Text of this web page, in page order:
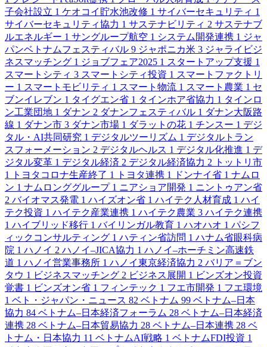
子会社設立 1 ケオコイ貯水池改修 1 サイバーセキュリティ 1
サイバーセキュリティ協力 1 サステナビリティ 2 サステナブ
ルエネルギー 1 サングループ航空 1 システム開発連携 1 ジャ
パンベトナムフェスティバル 9 ジャポニカ米 3 ジャライビジ
ネスマッチング 1 ジョブフェア2025 1 スタートアップ支援 1
スマートシティ 3 スマートシティ投資 1 スマートファクトリ
ー 1 スマートモビリティ 1 スマート物流 1 スマート農業 1 セ
ブンイレブン 1 タイグエン省 1 タインホア省協力 1 タインロ
ン工業団地 1 ダナン 2 ダナンフェスティバル 1 ダナン大阪路
線 1 ダナン市 3 ダナン市場 1 ダラットの花 1 チンスー 1 デジ
タル・AI共同研究 1 デジタルツーリズム 1 デジタルトラン
スフォーメーション 2 デジタルヘルス 1 デジタル化推進 1 デ
ジタル変革 1 デジタル経済 2 デジタル経済協力 2
トットリ市
1
トヨタコロナ生産終了 1 トヨタ連携 1 ドンナイ省 1 ナムロ
ン 1 ナムロンググループ 1 ニアショア開発 1 ニントゥアン省
2 バイオマス発電 1 ハイズオン省 1 ハイテク人材育成 1 ハイ
テク投資 1 ハイテク産業連携 1 ハイテク農業 3 ハイテク連携
1 ハイブリッド移行 1 バイリンガル教育 1 ハオハオ 1 パシフ
ィックコンサルティング 1 ハティン省訪問 1 ハナム省眼科病
院 1 ハノイ 2 ハノイ–JICA協力 1 ハノイ–ホーチミン高速鉄
道 1 ハノイ営業事務所 1 ハノイ東京経済協力 2 バリア＝ブン
タウ 1 ビジネスマッチング 2 ビジネス展開 1 ビンズオン投資
覚書 1 ビンズオン省 1 フィンテック 1 フエ市開発 1 フエ環境
1 ベト・ジャパン・ニュース 82 ベトナム 99 ベトナム–日本
協力 84 ベトナム–日本経済フォーラム 28 ベトナム–日本経済
連携 28 ベトナム–日本貿易協力 28 ベトナム–日本連携 28 ベ
トナム・日本協力 11 ベトナムAI戦略 1 ベトナムFDI投資 1